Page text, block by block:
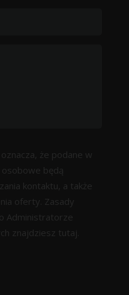
że podane w
będą
kontaktu, a także
oferty. Zasady
Administratorze
znajdziesz tutaj.